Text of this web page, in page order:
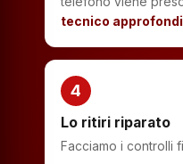
tecnico
4
Lo ritiri riparato
Facciamo i controlli